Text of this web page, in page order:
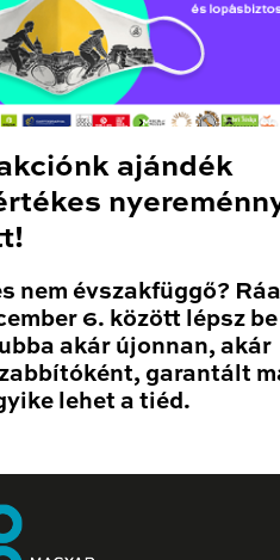
ajándék
nem évszakfüggő?
6. között lépsz
akár újonnan, akár
garantált
lehet a tiéd.